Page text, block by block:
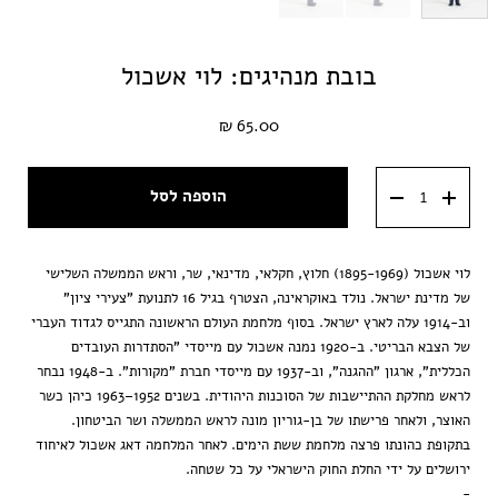
בובת מנהיגים: לוי אשכול
65.00 ₪
הוספה לסל
לוי אשכול (1895-1969) חלוץ, חקלאי, מדינאי, שר, וראש הממשלה השלישי
של מדינת ישראל. נולד באוקראינה, הצטרף בגיל 16 לתנועת "צעירי ציון"
וב-1914 עלה לארץ ישראל. בסוף מלחמת העולם הראשונה התגייס לגדוד העברי
של הצבא הבריטי. ב-1920 נמנה אשכול עם מייסדי "הסתדרות העובדים
הכללית”, ארגון "ההגנה", וב-1937 עם מייסדי חברת "מקורות". ב-1948 נבחר
לראש מחלקת ההתיישבות של הסוכנות היהודית. בשנים 1952–1963 כיהן כשר
האוצר, ולאחר פרישתו של בן-גוריון מונה לראש הממשלה ושר הביטחון.
בתקופת כהונתו פרצה מלחמת ששת הימים. לאחר המלחמה דאג אשכול לאיחוד
ירושלים על ידי החלת החוק הישראלי על כל שטחה.
-